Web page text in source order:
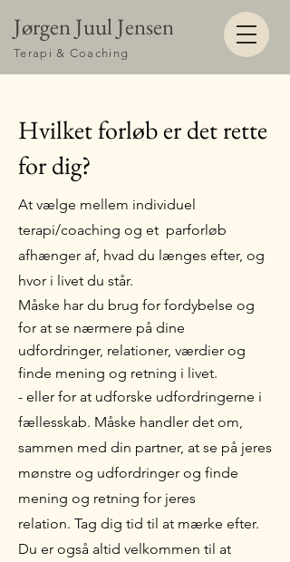
Terapi & Coaching
Jørgen Juul Jensen
Hvilket forløb er det rette
for dig?
At vælge mellem individuel
terapi/coaching og et parforløb
afhænger af, hvad du længes efter, og
hvor i livet du står.
Måske har du brug for fordybelse og
for at se nærmere på dine
udfordringer, relationer, værdier og
finde mening og retning i livet.
- eller for at udforske udfordringerne i
fællesskab. Måske handler det om,
sammen med din partner, at se på jeres
mønstre og udfordringer og finde
mening og retning for jeres
relation. Tag dig tid til at mærke efter.
Du er også altid velkommen til at